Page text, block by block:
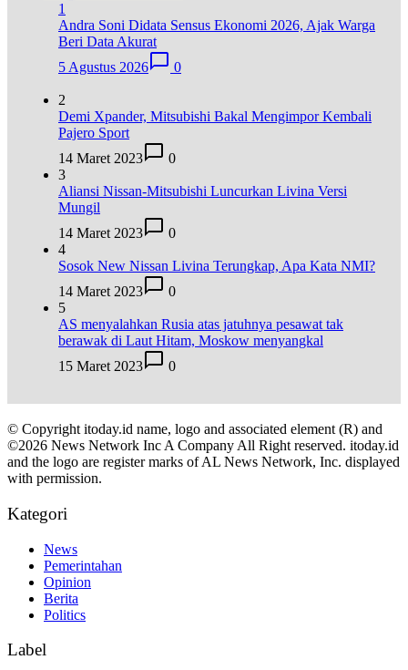
1
Andra Soni Didata Sensus Ekonomi 2026, Ajak Warga
Beri Data Akurat
5 Agustus 2026
0
2
Demi Xpander, Mitsubishi Bakal Mengimpor Kembali
Pajero Sport
14 Maret 2023
0
3
Aliansi Nissan-Mitsubishi Luncurkan Livina Versi
Mungil
14 Maret 2023
0
4
Sosok New Nissan Livina Terungkap, Apa Kata NMI?
14 Maret 2023
0
5
AS menyalahkan Rusia atas jatuhnya pesawat tak
berawak di Laut Hitam, Moskow menyangkal
15 Maret 2023
0
© Copyright itoday.id name, logo and associated element (R) and
©2026 News Network Inc A Company All Right reserved. itoday.id
and the logo are register marks of AL News Network, Inc. displayed
with permission.
Kategori
News
Pemerintahan
Opinion
Berita
Politics
Label